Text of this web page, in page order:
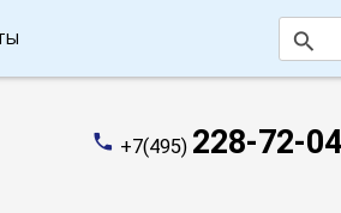
search
phone +7(495) 228-72-04